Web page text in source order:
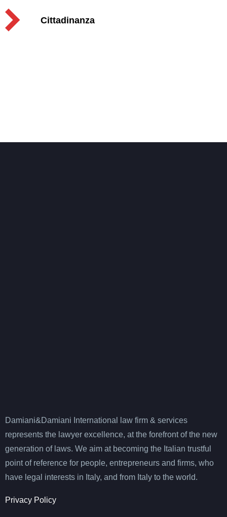
Cittadinanza
Damiani&Damiani International law firm & services
represents the lawyer excellence, at the forefront of the new
generation of laws. We aim at becoming the Italian trustful
point of reference for people, entrepreneurs and firms, who
have legal interests in Italy, and from Italy to the world.
Privacy Policy